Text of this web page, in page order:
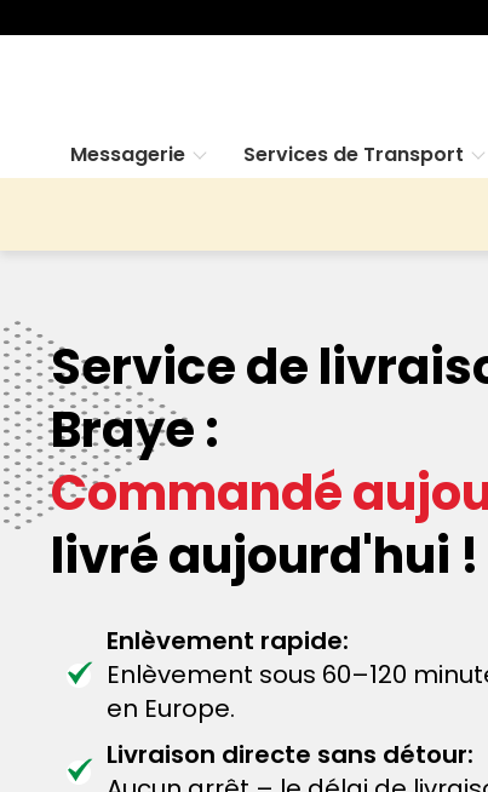
Messagerie Services de Transport
Service de
Braye :
Commandé
livré aujourd'hui !
Enlèvement rapide:
Enlèvement sous 60–120
en Europe.
Livraison directe sans détour: